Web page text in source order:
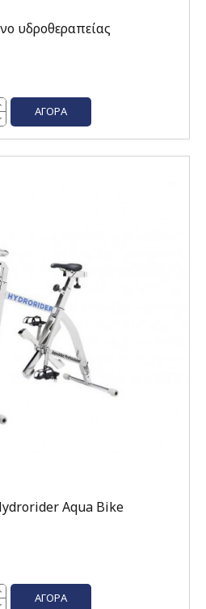
υδροθεραπείας
ΑΓΟΡΆ
Aqua Bike
ΑΓΟΡΆ